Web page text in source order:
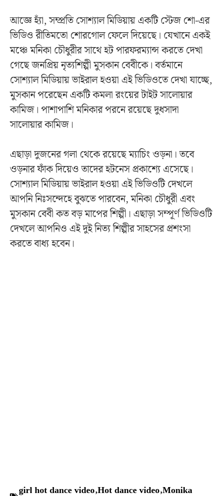
আজ্ঞে হ্যাঁ, সম্প্রতি সোশ্যাল মিডিয়ায় একটি স্টেজ শো-এর
ভিডিও রীতিমতো শোরগোল ফেলে দিয়েছে। যেখানে একই
মঞ্চে মনিকা চৌধুরীর সাথে হট পারফরম্যান্স করতে দেখা
গেছে জনপ্রিয় নৃত্যশিল্পী মুসকান বেবীকে। বর্তমানে
সোশ্যাল মিডিয়ায় ভাইরাল হওয়া এই ভিডিওতে দেখা যাচ্ছে,
মুসকান পরেছেন একটি কমলা রংয়ের টাইট সালোয়ার
কামিজ। পাশাপাশি মনিকার পরনে রয়েছে দুধসাদা
সালোয়ার কামিজ।
এছাড়া দুজনের গলা থেকে রয়েছে ম্যাচিং ওড়না। তবে
ওড়নার ফাঁক দিয়েও তাদের হটনেস প্রকাশ্যে এসেছে।
সোশ্যাল মিডিয়ায় ভাইরাল হওয়া এই ভিডিওটি দেখলে
আপনি নিঃসন্দেহে বুঝতে পারবেন, মনিকা চৌধুরী এবং
মুসকান বেবী কত বড় মাপের শিল্পী। এছাড়া সম্পূর্ণ ভিডিওটি
দেখলে আপনিও এই দুই নিত্য শিল্পীর সাহসের প্রশংসা
করতে বাধ্য হবেন।
girl hot dance video,Hot dance video,Monika